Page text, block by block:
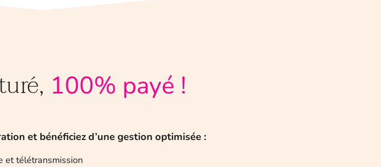
100% payé !
et bénéficiez d’une gestion optimisée :
et télétransmission